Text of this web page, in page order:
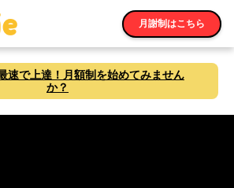
月謝制はこちら
速で上達！月額制を始めてみません
か？